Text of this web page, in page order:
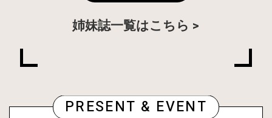
姉妹誌一覧はこちら
PRESENT & EVENT